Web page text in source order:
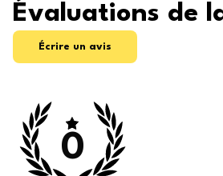
Évaluations de
Écrire un avis
0